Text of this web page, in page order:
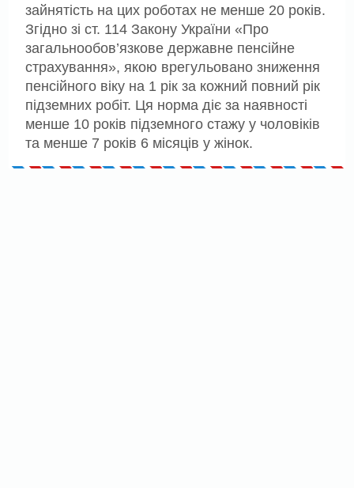
зайнятість на цих роботах не менше 20 років.
Згідно зі ст. 114 Закону України «Про
загальнообов’язкове державне пенсійне
страхування», якою врегульовано зниження
пенсійного віку на 1 рік за кожний повний рік
підземних робіт. Ця норма діє за наявності
менше 10 років підземного стажу у чоловіків
та менше 7 років 6 місяців у жінок.